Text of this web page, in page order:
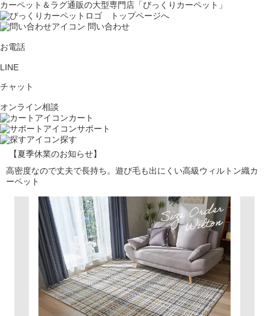
カーペット＆ラグ通販の大型専門店「びっくりカーペット」
問い合わせ
お電話
LINE
チャット
オンライン相談
カート
サポート
探す
【夏季休業のお知らせ】
高密度なので丈夫で長持ち。遊び毛も出にくい高級ウィルトン織カ
ーペット